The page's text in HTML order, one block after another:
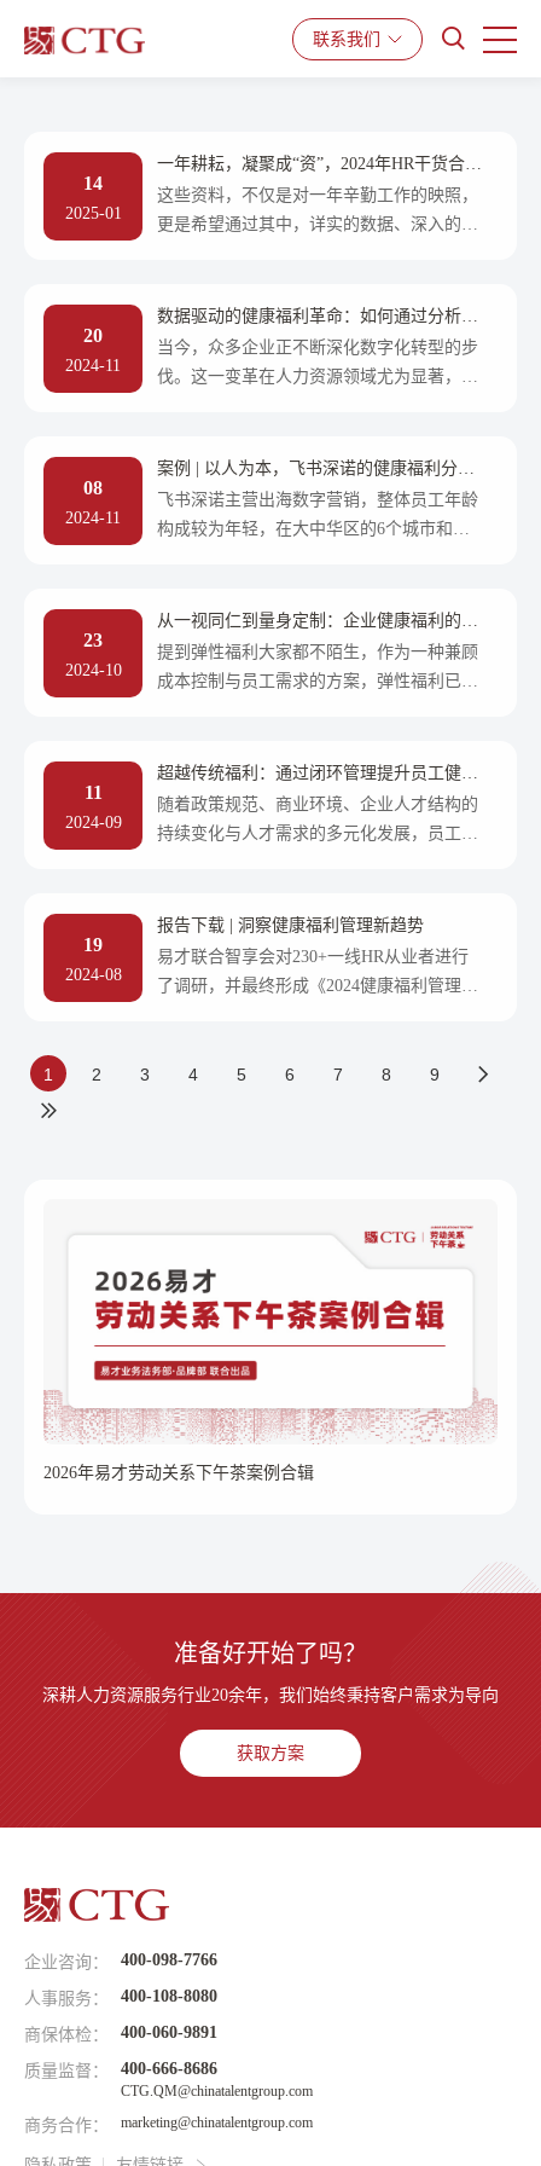
解决方案 资源中心
联系我们
14
2025-01
一年耕耘，凝聚成“资”，2024年HR干货合集
出炉
这些资料，不仅是对一年辛勤工作的映照，
更是希望通过其中，详实的数据、深入的分
顾2024，精选出三份硬核干货，《2024健康
福利管理研究报告》《2024年易才劳动关系
下午茶案例合辑》《2024人力资源管理法律
20
2024-11
数据驱动的健康福利革命：如何通过分析实
现员工体验与效能的双升
当今，众多企业正不断深化数字化转型的步
伐。这一变革在人力资源领域尤为显著，其
健康福利的领域，数字化的应用尚处于发展
阶段，其潜力和影响力仍有待进一步挖掘和
释放。-易才
08
2024-11
案例 | 以人为本，飞书深诺的健康福利分层
运营实践
飞书深诺主营出海数字营销，整体员工年龄
构成较为年轻，在大中华区的6个城市和新
背景，女性员工比例超过60%。 飞书深诺认
为员工的健康和幸福直接与公司的活力相关
联，员工的健康、幸福状态直接影响到创造
品牌的一种体现，能够提高企业竞争力......-
23
2024-10
从一视同仁到量身定制：企业健康福利的分
层运营革命
提到弹性福利大家都不陌生，作为一种兼顾
成本控制与员工需求的方案，弹性福利已经
部曲：预防、干预与促进》（以下简称
《2024健康福利管理研究报告》）中发现，
从“弹性福利”到“分层运营”，如今的企业健
11
2024-09
超越传统福利：通过闭环管理提升员工健康
与生产力
随着政策规范、商业环境、企业人才结构的
持续变化与人才需求的多元化发展，员工职
相对滞后的检查或兜底服务，要真正提高组
织活力、降低企业健康风险，需要健康促进
活动以改善员工的健康行为。越来越多的企
进的全流程闭环管理。-易才
19
2024-08
报告下载 | 洞察健康福利管理新趋势
易才联合智享会对230+一线HR从业者进行
了调研，并最终形成《2024健康福利管理研
告，分析健康福利管理的整体现状与未来趋
1 2 3 4 5 6 7 8 9
2026年易才劳动关系下午茶案例合辑
准备好开始了吗？
深耕人力资源服务行业20余年，我们始终秉持客户需求为导向
获取方案
企业咨询： 400-098-7766
人事服务： 400-108-8080
商保体检： 400-060-9891
质量监督： 400-666-8686
CTG.QM@chinatalentgroup.com
商务合作： marketing@chinatalentgroup.com